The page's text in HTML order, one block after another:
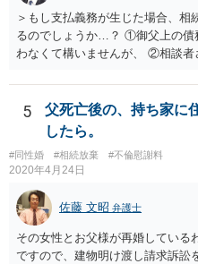
＞もし支払義務が生じた場合、相
るのでしょうか…？ ①御父上の債
わなくて構いませんが、 ②相談
いないので何とも言えません。
印鑑証明まで用意して推定相続
がします。 もし何らかの義務を
ので、契約書の文面を持って、弁
します。
5
父死亡後の、持ち家に
したら。
#同性婚 #相続放棄 #不倫慰謝料
2020年4月24日
佐藤 文昭 弁護士
その女性とお父様が再婚している
ですので、建物明け渡し請求訴訟